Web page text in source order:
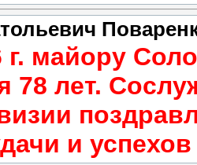
г. майору
78 лет.
и